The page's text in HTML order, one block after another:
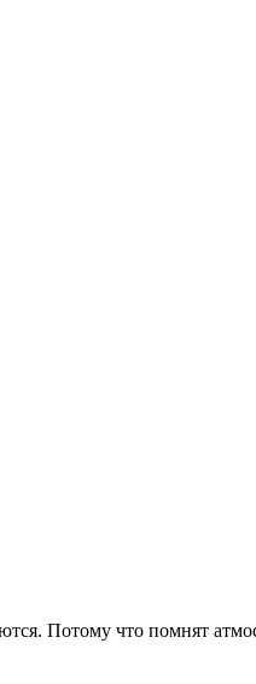
Потому что помнят